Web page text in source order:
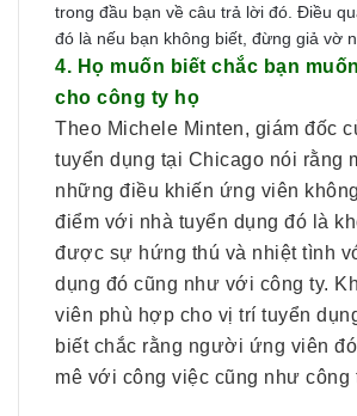
trong đầu bạn về câu trả lời đó. Điều
đó là nếu bạn không biết, đừng giả vờ
4. Họ muốn biết chắc bạn
cho công ty họ
Theo Michele Minten, giám đốc
tuyển dụng tại Chicago nói rằng
những điều khiến ứng viên
điểm với nhà tuyển dụng đó là
được sự hứng thú và nhiệt tình
dụng đó cũng như với công ty.
viên phù hợp cho vị trí tuyển
biết chắc rằng người ứng viên
mê với công việc cũng như công